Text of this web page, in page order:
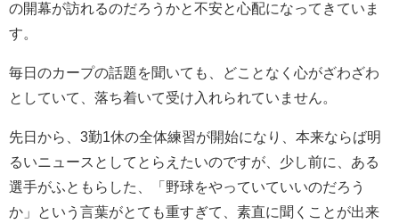
の開幕が訪れるのだろうかと不安と心配になってきていま
す。
毎日のカープの話題を聞いても、どことなく心がざわざわ
としていて、落ち着いて受け入れられていません。
先日から、3勤1休の全体練習が開始になり、本来ならば明
るいニュースとしてとらえたいのですが、少し前に、ある
選手がふともらした、「野球をやっていていいのだろう
か」という言葉がとても重すぎて、素直に聞くことが出来